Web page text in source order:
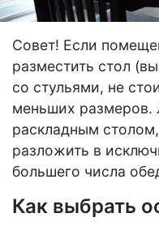
Совет! Если
разместить стол
со стульями, не
меньших размеров.
раскладным
разложить в
большего числа
Как выбрать